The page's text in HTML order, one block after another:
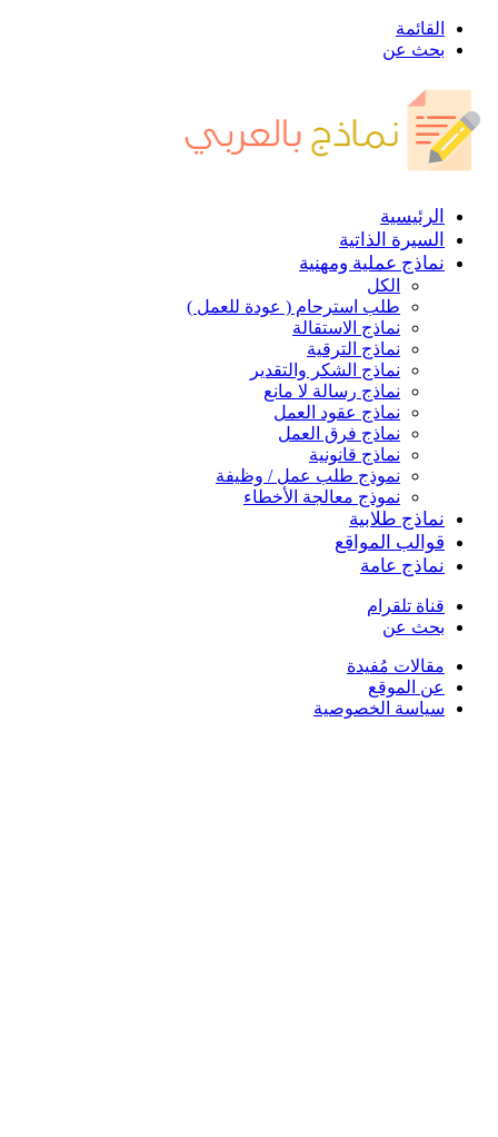
القائمة
بحث عن
الرئيسية
السيرة الذاتية
نماذج عملية ومهنية
الكل
طلب استرحام ( عودة للعمل )
نماذج الاستقالة
نماذج الترقية
نماذج الشكر والتقدير
نماذج رسالة لا مانع
نماذج عقود العمل
نماذج فرق العمل
نماذج قانونية
نموذج طلب عمل / وظيفة
نموذج معالجة الأخطاء
نماذج طلابية
قوالب المواقع
نماذج عامة
قناة تلقرام
بحث عن
مقالات مُفيدة
عن الموقع
سياسة الخصوصية